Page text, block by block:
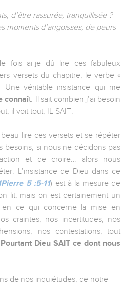
d’être rassurée, tranquillisée ?
moments d’angoisses, de peurs
fois ai-je dû lire ces fabuleux
versets du chapitre, le verbe «
Une véritable insistance qui me
connaît. Il sait combien j’ai besoin
il voit tout, IL SAIT.
lire ces versets et se répéter
besoins, si nous ne décidons pas
et de croire… alors nous
L’insistance de Dieu dans ce
5 :5-11) est à la mesure de
lit, mais on est certainement un
ce qui concerne la mise en
craintes, nos incertitudes, nos
nos contestations, tout
Pourtant Dieu SAIT ce dont nous
de nos inquiétudes, de notre